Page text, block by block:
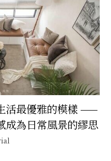
活最優雅的模樣 ——
成為日常風景的繆思